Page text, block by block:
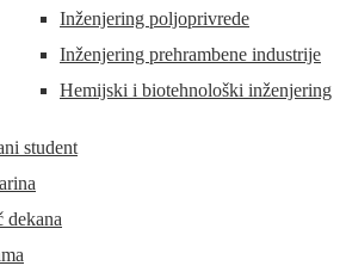
Inženjering poljoprivrede
Inženjering prehrambene industrije
Hemijski i biotehnološki inženjering
student
dekana